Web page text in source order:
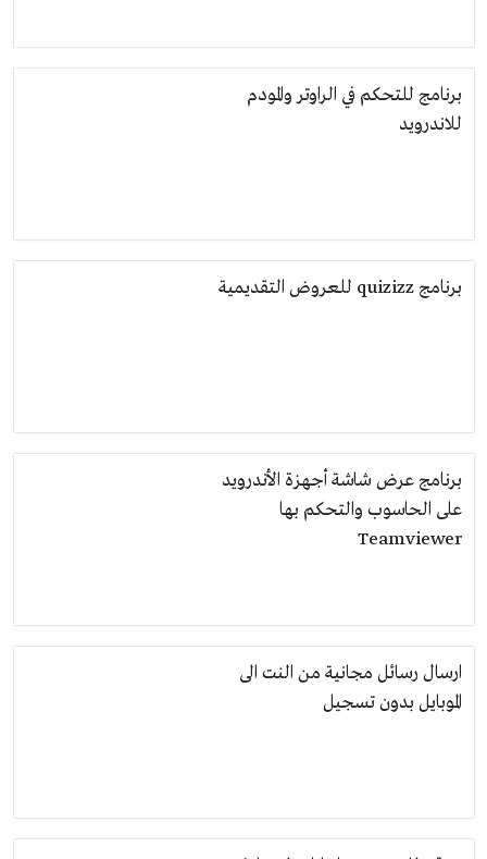
برنامج للتحكم في الراوتر والمودم
للاندرويد
برنامج quizizz للعروض التقديمية
برنامج عرض شاشة أجهزة الأندرويد
على الحاسوب والتحكم بها
Teamviewer
ارسال رسائل مجانية من النت الى
الموبايل بدون تسجيل